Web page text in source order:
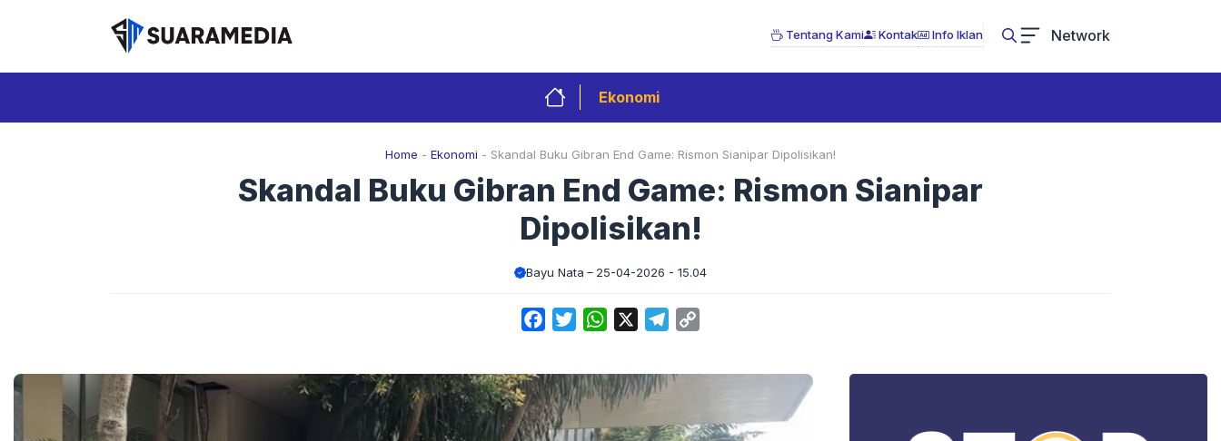
Tentang Kami Kontak Info Iklan Network
Ekonomi
Home - Ekonomi - Skandal Buku Gibran End Game: Rismon Sianipar Dipolisikan!
Skandal Buku Gibran End Game: Rismon Sianipar
Dipolisikan!
Bayu Nata 25-04-2026 - 15.04
FacebookTwitterWhatsApp Telegram